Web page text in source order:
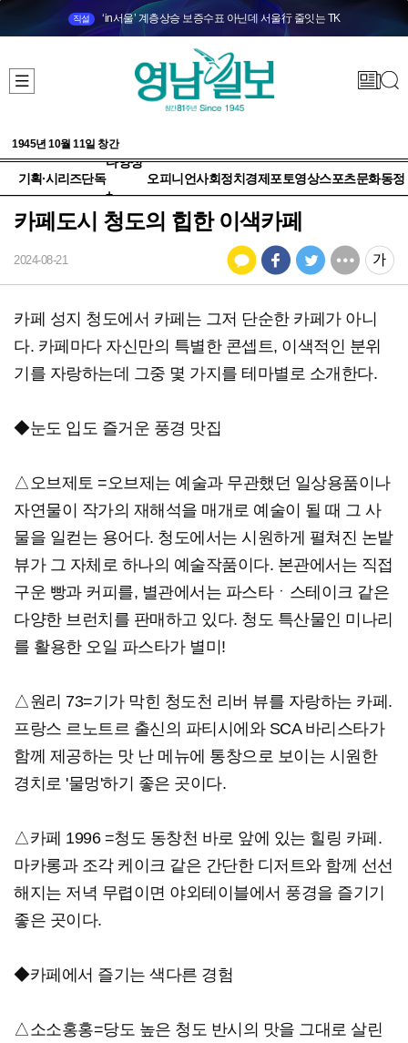
직설 ‘in서울’ 계층상승 보증수표 아닌데 서울行 줄잇는 TK
1945년 10월 11일 창간
기획·시리즈단독
다양성
+
오피니언사회정치 경제 포토영상스포츠문화동정
카페도시 청도의 힙한 이색카페
2024-08-21
카페 성지 청도에서 카페는 그저 단순한 카페가 아니
다. 카페마다 자신만의 특별한 콘셉트, 이색적인 분위
기를 자랑하는데 그중 몇 가지를 테마별로 소개한다.
◆눈도 입도 즐거운 풍경 맛집
△오브제토 =오브제는 예술과 무관했던 일상용품이나
자연물이 작가의 재해석을 매개로 예술이 될 때 그 사
물을 일컫는 용어다. 청도에서는 시원하게 펼쳐진 논밭
뷰가 그 자체로 하나의 예술작품이다. 본관에서는 직접
구운 빵과 커피를, 별관에서는 파스타ㆍ스테이크 같은
다양한 브런치를 판매하고 있다. 청도 특산물인 미나리
를 활용한 오일 파스타가 별미!
△원리 73=기가 막힌 청도천 리버 뷰를 자랑하는 카페.
프랑스 르노트르 출신의 파티시에와 SCA 바리스타가
함께 제공하는 맛 난 메뉴에 통창으로 보이는 시원한
경치로 '물멍'하기 좋은 곳이다.
△카페 1996 =청도 동창천 바로 앞에 있는 힐링 카페.
마카롱과 조각 케이크 같은 간단한 디저트와 함께 선선
해지는 저녁 무렵이면 야외테이블에서 풍경을 즐기기
좋은 곳이다.
◆카페에서 즐기는 색다른 경험
△소소홍홍=당도 높은 청도 반시의 맛을 그대로 살린